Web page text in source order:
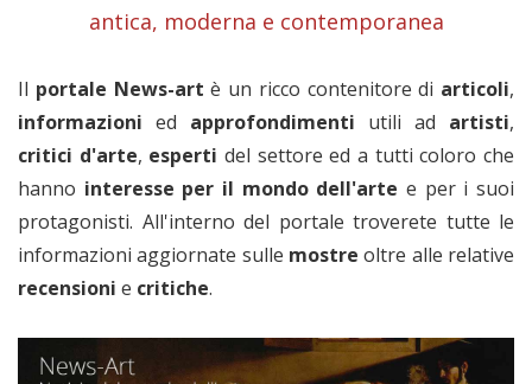
antica, moderna e contemporanea
Il portale News-art è un ricco contenitore di articoli,
informazioni ed approfondimenti utili ad artisti,
critici d'arte, espertidel settore ed a tutti coloro che
hanno interesse per il mondo dell'arte e per i suoi
protagonisti. All'interno del portale troverete tutte le
informazioni aggiornate sulle mostreoltre alle relative
recensioni e critiche.